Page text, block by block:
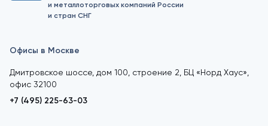
и металлоторговых компаний России
и стран СНГ
Офисы в Москве
Дмитровское шоссе, дом 100, строение 2, БЦ «Норд Хаус»,
офис 32100
+7 (495) 225-63-03